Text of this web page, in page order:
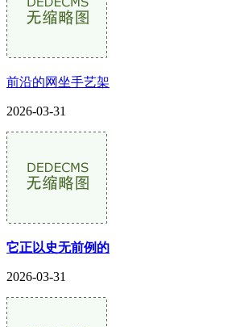
前沿的网坐手艺架
2026-03-31
它正以史无前例的
2026-03-31